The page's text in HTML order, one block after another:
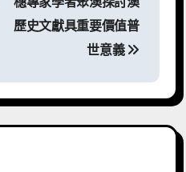
歷史文獻具重要價值普
世意義